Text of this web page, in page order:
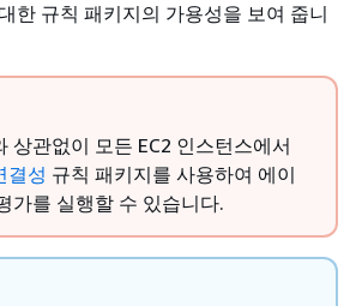
한 규칙 패키지의 가용성을 보여 줍니
상관없이 모든 EC2 인스턴스에서
결성 규칙 패키지를 사용하여 에이
가를 실행할 수 있습니다.